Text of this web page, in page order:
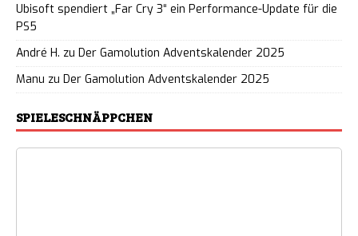
Ubisoft spendiert „Far Cry 3“ ein Performance-Update für die
PS5
André H. zu Der Gamolution Adventskalender 2025
Manu zu Der Gamolution Adventskalender 2025
SPIELESCHNÄPPCHEN